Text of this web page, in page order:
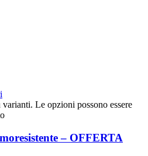
Le opzioni possono essere
– OFFERTA